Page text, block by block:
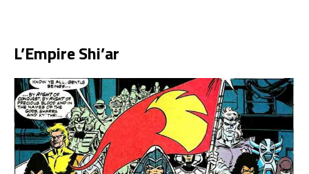
L’Empire Shi’ar